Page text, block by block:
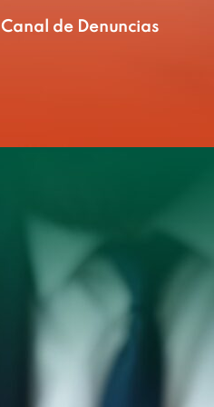
Canal de Denuncias